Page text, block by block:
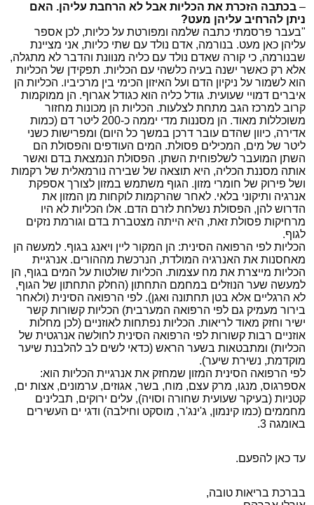
בכתבה הזכרת את הכליות אבל לא הרחבת עליהן. האם
ניתן להרחיב עליהן מעט?
"בעבר פרסמתי כתבה שלמה ומפורטת על כליות, לכן אספר
עליהן כאן מעט. בנורמה, אדם נולד עם שתי כליות, אני מציינת
שבנורמה, כי קורה שאדם נולד עם כליה מנוונת והדבר לא מתגלה,
אלא רק כאשר ישנה בעיה כלשהי עם הכליות. תפקידן של הכליות
הוא לשמור על ניקיון הדם ועל האיזון הכימי בין מרכיביו. הכליות הן
איברים דמויי שעועית. גודל כליה הוא כגודל אגרוף. הן ממוקמות
קרוב למרכז הגב מתחת לצלעות. הכליות הן מכונות מחזור
משוכללות מאוד. הן מסננות מדי יממה כ-200 ליטר דם (כמות
אדירה, כיוון שהדם עובר דרכן במשך כל היום) ומפרישות כשני
ליטר של מים, המכילים פסולת. המים העודפים והפסולת הם
השתן המועבר לשלפוחית השתן. הפסולת הנמצאת בדם ואשר
אותה מסננת הכליה, היא תוצאה של שבירה נורמאלית של רקמות
ושל פירוק של חומרי מזון. הגוף משתמש במזון לצורך אספקת
אנרגיה ותיקוני בלאי. לאחר שהרקמות לוקחות מן המזון את
הדרוש להן, הפסולת נשלחת לזרם הדם. אלו הכליות לא היו
מרחיקות פסולת זאת, היא הייתה מצטברת בדם וגורמת נזקים
לגוף.
הכליות לפי הרפואה הסינית: הן המקור ליין ויאנג בגוף. למעשה הן
מאחסנות את האנרגיה המולדת, הנרכשת מההורים. אנרגיית
הכליות מייצרת את מח עצמות. הכליות שולטות על המים בגוף, הן
למעשה שער הנוזלים במחמם התחתון (החלק התחתון של הגוף,
לא הרגליים אלא בטן תחתונה ואגן). לפי הרפואה הסינית (ולאחר
בירור מעמיק גם לפי הרפואה המערבית) הכליות קשורות קשר
ישיר וחזק מאוד לריאות. הכליות נפתחות לאוזניים (לכן מחלות
אוזניים רבות קשורות לפי הרפואה הסינית לחולשה אנרגטית של
הכליות) ומתבטאות בשער הראש (כדאי לשים לב להלבנת שיער
מוקדמת, נשירת שיער).
לפי הרפואה הסינית המזון שמחזק את אנרגיית הכליות הוא:
אספרגוס, מנגו, מרק עצם, מוח, בשר, אגוזים, ערמונים, אצות ים,
קטניות (בעיקר שעועית שחורה וסויה), עלים ירוקים, תבלינים
מחממים (כמו קינמון, ג'ינג'ר, מוסקט וחילבה) ודגי ים העשירים
באומגה 3.
עד כאן להפעם.
בברכת בריאות טובה,